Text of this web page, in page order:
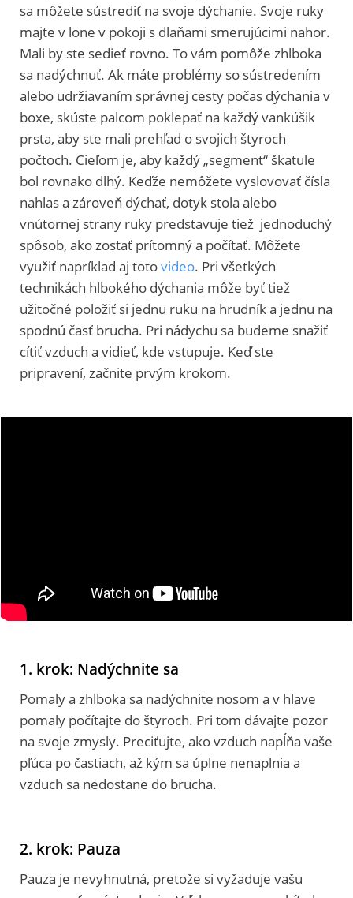
sa môžete sústrediť na svoje dýchanie. Svoje ruky
majte v lone v pokoji s dlaňami smerujúcimi nahor.
Mali by ste sedieť rovno. To vám pomôže zhlboka
sa nadýchnuť. Ak máte problémy so sústredením
alebo udržiavaním správnej cesty počas dýchania v
boxe, skúste palcom poklepať na každý vankúšik
prsta, aby ste mali prehľad o svojich štyroch
počtoch. Cieľom je, aby každý „segment“ škatule
bol rovnako dlhý. Keďže nemôžete vyslovovať čísla
nahlas a zároveň dýchať, dotyk stola alebo
vnútornej strany ruky predstavuje tiež jednoduchý
spôsob, ako zostať prítomný a počítať. Môžete
využiť napríklad aj totovideo. Pri všetkých
technikách hlbokého dýchania môže byť tiež
užitočné položiť si jednu ruku na hrudník a jednu na
spodnú časť brucha. Pri nádychu sa budeme snažiť
cítiť vzduch a vidieť, kde vstupuje. Keď ste
pripravení, začnite prvým krokom.
1. krok: Nadýchnite sa
Pomaly a zhlboka sa nadýchnite nosom a v hlave
pomaly počítajte do štyroch. Pri tom dávajte pozor
na svoje zmysly. Preciťujte, ako vzduch napĺňa vaše
pľúca po častiach, až kým sa úplne nenaplnia a
vzduch sa nedostane do brucha.
2. krok: Pauza
Pauza je nevyhnutná, pretože si vyžaduje vašu